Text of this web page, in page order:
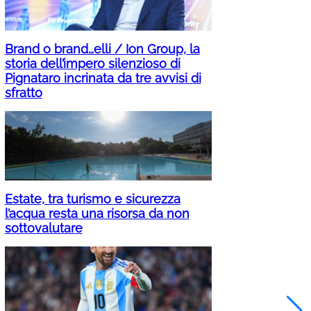
Brand o brand…elli / Ion Group, la
storia dell’impero silenzioso di
Pignataro incrinata da tre avvisi di
sfratto
Estate, tra turismo e sicurezza
l’acqua resta una risorsa da non
sottovalutare